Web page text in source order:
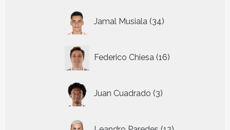
Jamal Musiala 34
producten
Federico Chiesa 16
producten
Juan Cuadrado 3
producten